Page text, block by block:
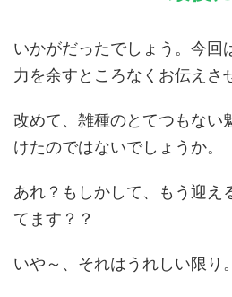
いかがだったでしょう。今回
力を余すところなくお伝えさ
改めて、雑種のとてつもない
けたのではないでしょうか。
あれ？もしかして、もう迎え
てます？？
いや～、それはうれしい限り。